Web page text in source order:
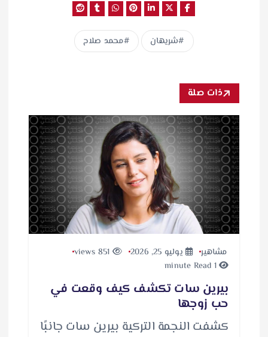
شريهان محمد صلاح
ذات صلة
مشاهير يوليو 25, 2026
1 minute Read
بيرين سات تكشف كيف وقعت في
حب زوجها
كشفت النجمة التركية بيرين سات جانبًا